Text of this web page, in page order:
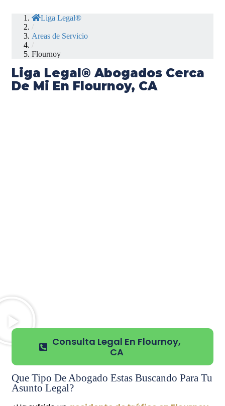
Liga Legal®
/
Areas de Servicio
/
Flournoy
Liga Legal® Abogados Cerca
De Mi En Flournoy, CA
Consulta Legal En Flournoy,
CA
Que Tipo De Abogado Estas Buscando Para Tu
Asunto Legal?